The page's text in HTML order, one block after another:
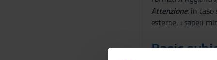
Attenzione: in
esterne, i saperi
Basic